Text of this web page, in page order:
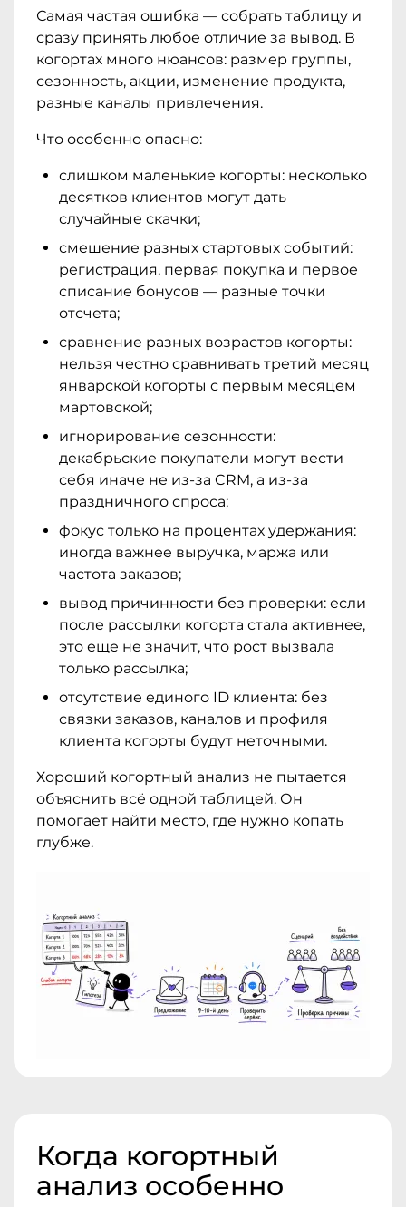
Самая частая ошибка — собрать таблицу и
сразу принять любое отличие за вывод. В
когортах много нюансов: размер группы,
сезонность, акции, изменение продукта,
разные каналы привлечения.
Что особенно опасно:
слишком маленькие когорты: несколько
десятков клиентов могут дать
случайные скачки;
смешение разных стартовых событий:
регистрация, первая покупка и первое
списание бонусов — разные точки
отсчета;
сравнение разных возрастов когорты:
нельзя честно сравнивать третий месяц
январской когорты с первым месяцем
мартовской;
игнорирование сезонности:
декабрьские покупатели могут вести
себя иначе не из-за CRM, а из-за
праздничного спроса;
фокус только на процентах удержания:
иногда важнее выручка, маржа или
частота заказов;
вывод причинности без проверки: если
после рассылки когорта стала активнее,
это еще не значит, что рост вызвала
только рассылка;
отсутствие единого ID клиента: без
связки заказов, каналов и профиля
клиента когорты будут неточными.
Хороший когортный анализ не пытается
объяснить всё одной таблицей. Он
помогает найти место, где нужно копать
глубже.
Когда когортный
анализ особенно